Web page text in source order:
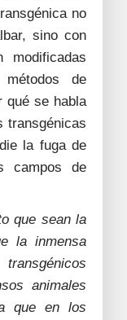
no
sino con
de
qué se habla
transgénicas
la fuga de
campos de
que sean la
la inmensa
animales
que en los